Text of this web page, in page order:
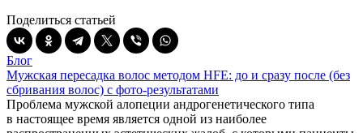
Поделиться статьей
Блог
Мужская пересадка волос методом HFE: до и сразу после (без
сбривания волос) с фото-результатами
Проблема мужской алопеции андрогенетического типа
в настоящее время является одной из наиболее